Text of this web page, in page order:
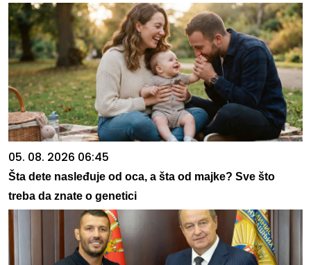
05. 08. 2026 06:45
Šta dete nasleđuje od oca, a šta od majke? Sve što
treba da znate o genetici